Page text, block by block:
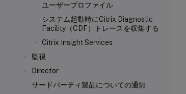
ユーザープロファイル
システム起動時にCitrix Diagnostic
Facility（CDF）トレースを収集する
Citrix Insight Services
監視
Director
サードパーティ製品についての通知